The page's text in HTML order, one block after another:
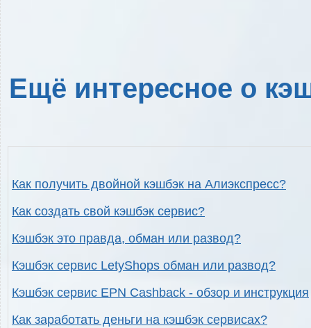
Ещё интересное о
Как получить двойной кэшбэк на Алиэкспресс?
Как создать свой кэшбэк сервис?
Кэшбэк это правда, обман или развод?
Кэшбэк сервис LetyShops обман или развод?
Кэшбэк сервис EPN Cashback - обзор и инструкция
Как заработать деньги на кэшбэк сервисах?